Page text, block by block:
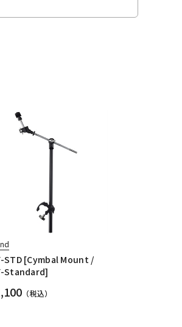
STD [Cymbal Mount /
Standard]
（税込）